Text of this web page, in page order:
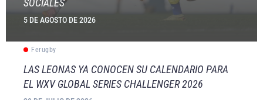
SOCIALES
5 DE AGOSTO DE 2026
Ferugby
LAS LEONAS YA CONOCEN SU CALENDARIO PARA
EL WXV GLOBAL SERIES CHALLENGER 2026